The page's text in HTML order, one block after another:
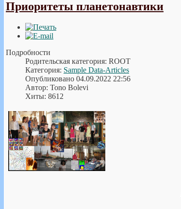
Приоритеты планетонавтики
Подробности
Родительская категория: ROOT
Категория: Sample Data-Articles
Опубликовано 04.09.2022 22:56
Автор: Tono Bolevi
Хиты: 8612